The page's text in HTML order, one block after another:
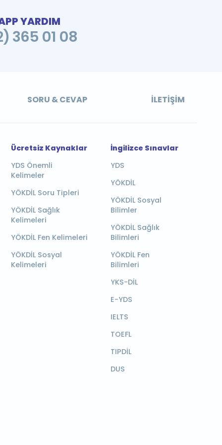
YARDIM
365 01 08
SORU & CEVAP İLETIŞIM
Ücretsiz Kaynaklar
YDS Önemli
Kelimeler
YÖKDİL Soru Tipleri
YÖKDİL Sağlık
Kelimeleri
YÖKDİL Fen Kelimeleri
YÖKDİL Sosyal
Kelimeleri
İngilizce Sınavlar
YDS
YÖKDİL
YÖKDİL Sosyal
Bilimler
YÖKDİL Sağlık
Bilimleri
YÖKDİL Fen
Bilimleri
YKS-DİL
E-YDS
IELTS
TOEFL
TIPDİL
DUS